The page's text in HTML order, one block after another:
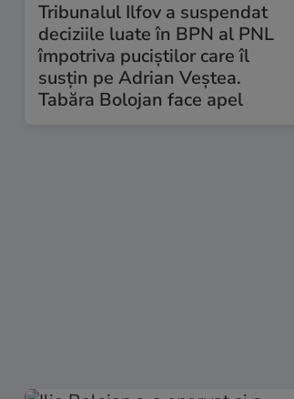
Tribunalul Ilfov a suspendat
deciziile luate în BPN al PNL
împotriva puciștilor care îl
susțin pe Adrian Veștea.
Tabăra Bolojan face apel